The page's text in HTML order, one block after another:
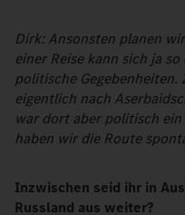
Dirk: Ansonsten planen
einer Reise kann sich ja
politische
eigentlich nach
war dort aber politisch ein
haben wir die Route
Inzwischen seid ihr in
Russland aus weiter?